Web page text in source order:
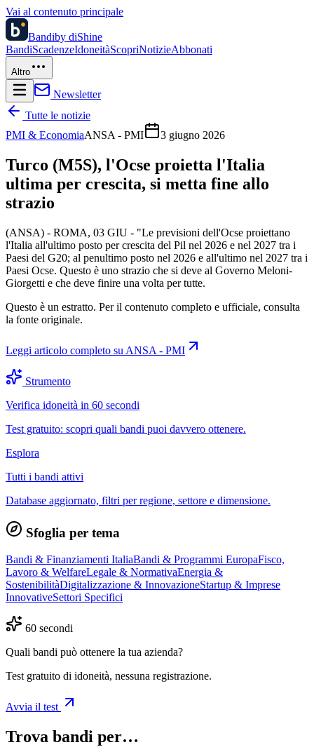
Vai al contenuto principale
Bandiby diShine
BandiScadenzeIdoneitàScopriNotizieAbbonati
Altro
Newsletter
Tutte le notizie
PMI & EconomiaANSA - PMI 3 giugno 2026
Turco (M5S), l'Ocse proietta l'Italia
ultima per crescita, si metta fine allo
strazio
(ANSA) - ROMA, 03 GIU - "Le previsioni dell'Ocse proiettano
l'Italia all'ultimo posto per crescita del Pil nel 2026 e nel 2027 tra i
Paesi del G20; al penultimo posto nel 2026 e all'ultimo nel 2027 tra i
Paesi Ocse. Questo è uno strazio che si deve al Governo Meloni-
Giorgetti e che deve finire una volta per tutte.
Questo è un estratto. Per il contenuto completo e ufficiale, consulta
la fonte originale.
Leggi articolo completo su ANSA - PMI
Strumento
Verifica idoneità in 60 secondi
Test gratuito: scopri quali bandi puoi davvero ottenere.
Esplora
Tutti i bandi attivi
Database aggiornato, filtri per regione, settore e dimensione.
Sfoglia per tema
Bandi & Finanziamenti ItaliaBandi & Programmi EuropaFisco,
Lavoro & WelfareLegale & NormativaEnergia &
SostenibilitàDigitalizzazione & InnovazioneStartup & Imprese
InnovativeSettori Specifici
60 secondi
Quali bandi può ottenere la tua azienda?
Test gratuito di idoneità, nessuna registrazione.
Avvia il test
Trova bandi per…